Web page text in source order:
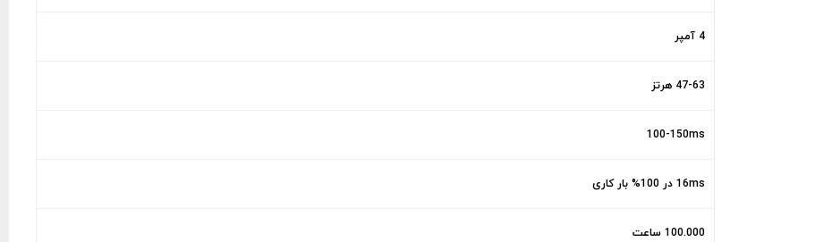
4 آمپر
47-63 هرتز
100-150ms
16ms در 100% بار کاری
100.000 ساعت